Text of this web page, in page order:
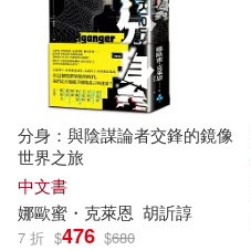
Naomi/ Archer(1)
Naomi/ George(1)
Naomi/ Latina(1)
分身：與陰謀論者交鋒的鏡像
世界之旅
中文書
娜歐蜜・克萊恩 胡訢諄
7 折 $476 $680